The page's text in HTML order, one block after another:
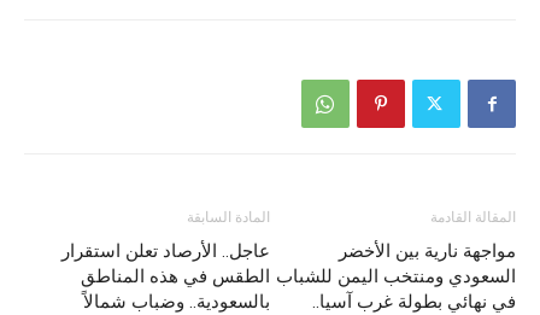
المادة السابقة
عاجل.. الأرصاد تعلن استقرار
الطقس في هذه المناطق
بالسعودية.. وضباب شمالاً
المقالة القادمة
مواجهة نارية بين الأخضر
السعودي ومنتخب اليمن للشباب
في نهائي بطولة غرب آسيا..